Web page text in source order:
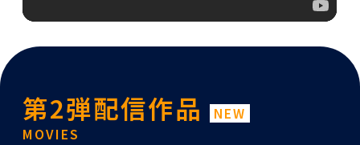
第2弾配信作品
NEW
MOVIES